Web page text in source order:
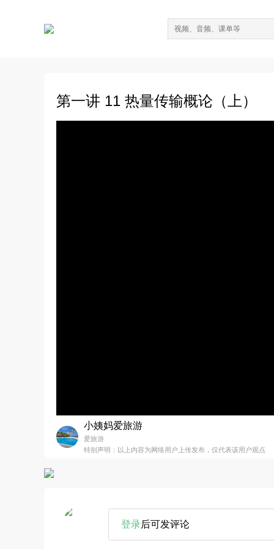
第一讲 11 热量传输概论（上）
小姨妈爱旅游
爱旅游
特别声明：以上内容为网络用户上传发布，仅代表该用户观点
登录后可发评论